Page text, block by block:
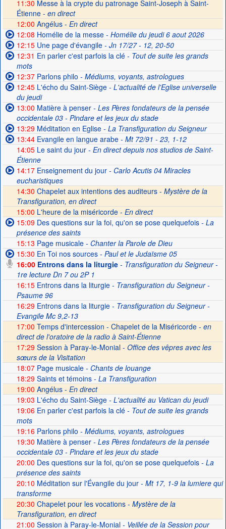
11:30 Messe à la crypte du patronage Saint-Joseph à Saint-
Étienne - en direct
12:00 Angélus - En direct
12:08 Homélie de la messe- Homélie du jeudi 6 aout 2026
12:15Une page d'évangile- Jn 17/27 - 12, 20-50
12:31 En parler c'est parfois la clé- Tout de suite les grands
mots
12:37Parlons philo - Médiums, voyants, astrologues
12:45L'écho du Saint-Siège- L'actualité de l'Eglise universelle
du jeudi
13:00 Matière à penser- Les Pères fondateurs de la pensée
occidentale 03 - Pindare et les jeux du stade
13:29Méditation en Eglise- La Transfiguration du Seigneur
13:44Evangile en langue arabe- Mt 72/91 - 23, 1-12
14:05Le saint du jour- En direct depuis nos studios de Saint-
Étienne
14:17Enseignement du jour- Carlo Acutis 04 Miracles
eucharistiques
14:30 Chapelet aux intentions des auditeurs - Mystère de la
Transfiguration, en direct
15:00 L'heure de la miséricorde - En direct
15:09Des questions sur la foi, qu'on se pose quelquefois- La
présence des saints
15:13 Page musicale- Chanter la Parole de Dieu
15:30 En Toi nos sources- Paul et le Judaïsme 05
16:00Entrons dans la liturgie- Transfiguration du Seigneur -
1re lecture Dn 7 ou 2P 1
16:15Entrons dans la liturgie- Transfiguration du Seigneur -
Psaume 96
16:29Entrons dans la liturgie- Transfiguration du Seigneur -
Evangile Mc 9,2-13
17:00 Temps d'intercession - Chapelet de la Miséricorde - en
direct de l'oratoire de la radio à Saint-Étienne
17:29 Session à Paray-le-Monial - Office des vêpres avec les
sœurs de la Visitation
18:07Page musicale- Chants de louange
18:29Saints et témoins- La Transfiguration
19:00 Angélus - En direct
19:03 L'écho du Saint-Siège- L'actualité au Vatican du jeudi
19:06En parler c'est parfois la clé- Tout de suite les grands
mots
19:16Parlons philo - Médiums, voyants, astrologues
19:30 Matière à penser- Les Pères fondateurs de la pensée
occidentale 03 - Pindare et les jeux du stade
20:00 Des questions sur la foi, qu'on se pose quelquefois- La
présence des saints
20:10 Méditation sur l'Évangile du jour- Mt 17, 1-9 la lumiere qui
transforme
20:30 Chapelet pour les vocations - Mystère de la
Transfiguration, en direct
21:00 Session à Paray-le-Monial- Veillée de la Session pour